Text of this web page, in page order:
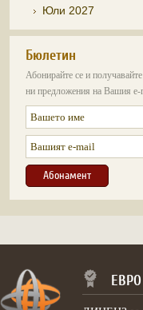
Юли 2027
Бюлетин
Абонирайте се и
ни предложения на Вашия e-